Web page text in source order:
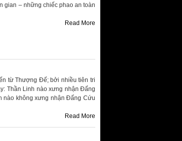
gian – những chiếc phao an toàn
Read More
từ Thượng Đế; bởi nhiều tiên tri
Thần Linh nào xưng nhận Đấng
nào không xưng nhận Đấng Cứu
Read More